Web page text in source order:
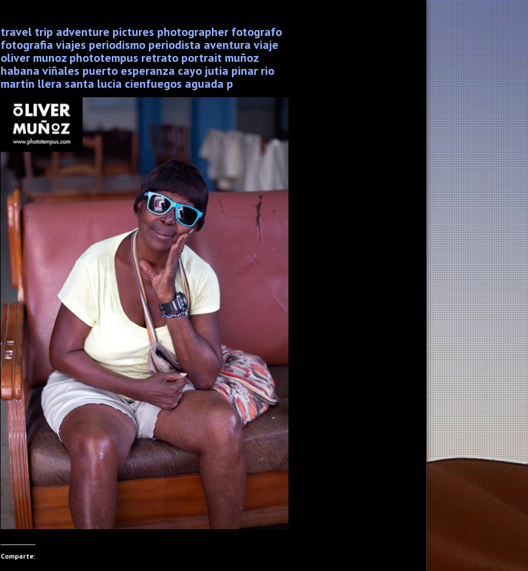
travel trip adventure pictures photographer fotografo
fotografia viajes periodismo periodista aventura viaje
oliver munoz phototempus retrato portrait muñoz
habana viñales puerto esperanza cayo jutia pinar rio
martin llera santa lucia cienfuegos aguada p
Comparte: